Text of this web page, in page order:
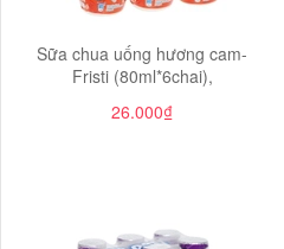
Sữa chua uống hương cam-
Fristi (80ml*6chai),
26.000₫